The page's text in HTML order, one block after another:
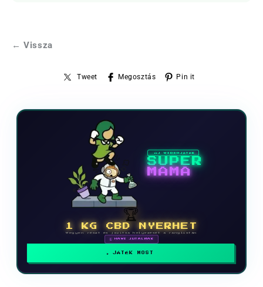
← Vissza
Tweet Megosztás Pin it
ÚJ VIDEOJÁTÉK
SUPER
MAMA
🏆
1 KG CBD NYERHET
Vegyen részt és javítsa helyezését a ranglistán
🗓 HAVI JUTALMAK
JÁTÉK MOST